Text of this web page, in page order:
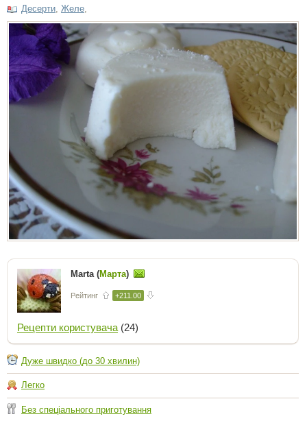
Десерти Желе
Marta (Марта)
Рейтинг +211.00
Рецепти користувача (24)
Дуже швидко (до 30 хвилин)
Легко
Без спеціального приготування